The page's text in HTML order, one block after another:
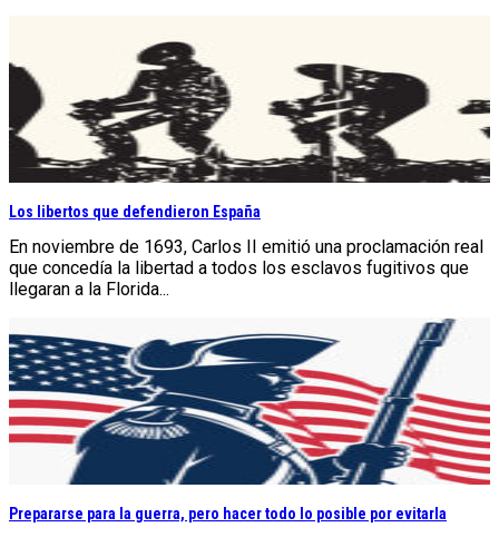
Los libertos que defendieron España
En noviembre de 1693, Carlos II emitió una proclamación real
que concedía la libertad a todos los esclavos fugitivos que
llegaran a la Florida...
Prepararse para la guerra, pero hacer todo lo posible por evitarla